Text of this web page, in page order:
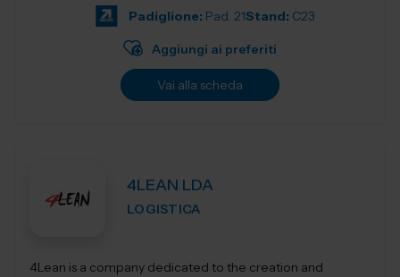
Padiglione: Pad. 21Stand: C23
Aggiungi ai preferiti
Vai alla scheda
4LEAN LDA
LOGISTICA
4Lean is a company dedicated to the creation and